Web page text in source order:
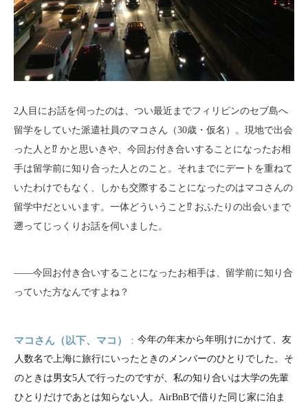
2人目にお話を伺ったのは、つい最近までフィリピンのセブ島へ
留学をしていた派遣社員のマコさん（30歳・仮名）。現地で出会
った人と⁉ かと思いきや、今回お付き合いすることになったお相
手は留学前に知り合った人とのこと。それまでにデートを重ねて
いたわけでもなく、しかも交際することになったのはマコさんの
留学中だといいます。一体どういうこと⁉ おふたりの出会いまで
遡ってじっくりお話を伺いました。
――今回お付き合いすることになったお相手は、留学前に知り合
っていた方なんですよね？
マコさん（以下、マコ）
今年の年末から年明けにかけて、友
人数名で上海に旅行にいったときのメンバーのひとりでした。そ
のときは男女5人で行ったのですが、私の知り合いは大学の先輩
ひとりだけであとは知らない人。AirBnBで借りた同じ家に泊ま